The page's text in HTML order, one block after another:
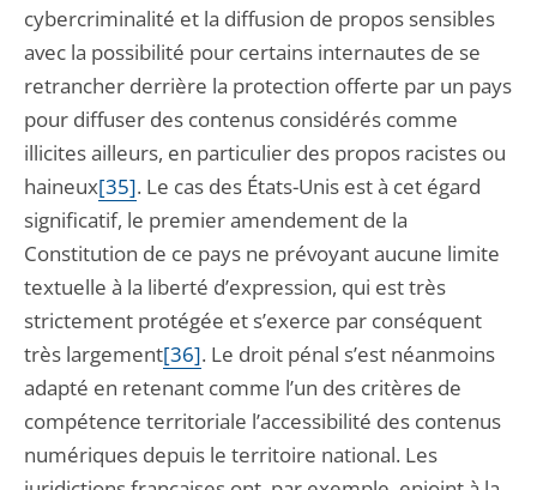
cybercriminalité et la diffusion de propos sensibles
avec la possibilité pour certains internautes de se
retrancher derrière la protection offerte par un pays
pour diffuser des contenus considérés comme
illicites ailleurs, en particulier des propos racistes ou
haineux[35]. Le cas des États-Unis est à cet égard
significatif, le premier amendement de la
Constitution de ce pays ne prévoyant aucune limite
textuelle à la liberté d’expression, qui est très
strictement protégée et s’exerce par conséquent
très largement[36]. Le droit pénal s’est néanmoins
adapté en retenant comme l’un des critères de
compétence territoriale l’accessibilité des contenus
numériques depuis le territoire national. Les